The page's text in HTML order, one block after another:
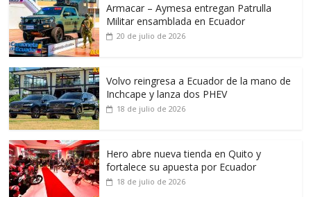
Armacar – Aymesa entregan Patrulla
Militar ensamblada en Ecuador
20 de julio de 2026
Volvo reingresa a Ecuador de la mano de
Inchcape y lanza dos PHEV
18 de julio de 2026
Hero abre nueva tienda en Quito y
fortalece su apuesta por Ecuador
18 de julio de 2026